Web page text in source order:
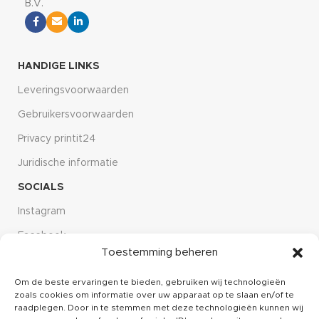
Toestemming beheren
Om de beste ervaringen te bieden, gebruiken wij technologieën
zoals cookies om informatie over uw apparaat op te slaan en/of te
raadplegen. Door in te stemmen met deze technologieën kunnen wij
B.V.
HANDIGE LINKS
Leveringsvoorwaarden
Gebruikersvoorwaarden
Privacy printit24
Juridische informatie
SOCIALS
Instagram
Facebook
CUSTOMER SERVICE
Over ons